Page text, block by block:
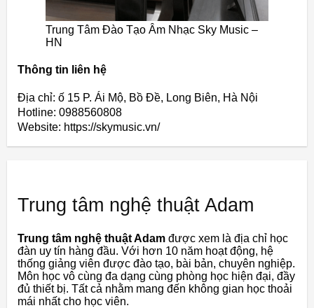
Trung Tâm Đào Tạo Âm Nhạc Sky Music –
HN
Thông tin liên hệ
Địa chỉ: ố 15 P. Ái Mộ, Bồ Đề, Long Biên, Hà Nội
Hotline: 0988560808
Website: https://skymusic.vn/
Trung tâm nghệ thuật Adam
Trung tâm nghệ thuật Adam được xem là địa chỉ học
đàn uy tín hàng đầu. Với hơn 10 năm hoạt động, hệ
thống giảng viên được đào tạo, bài bản, chuyên nghiệp.
Môn học vô cùng đa dạng cùng phòng học hiện đại, đầy
đủ thiết bị. Tất cả nhằm mang đến không gian học thoải
mái nhất cho học viên.